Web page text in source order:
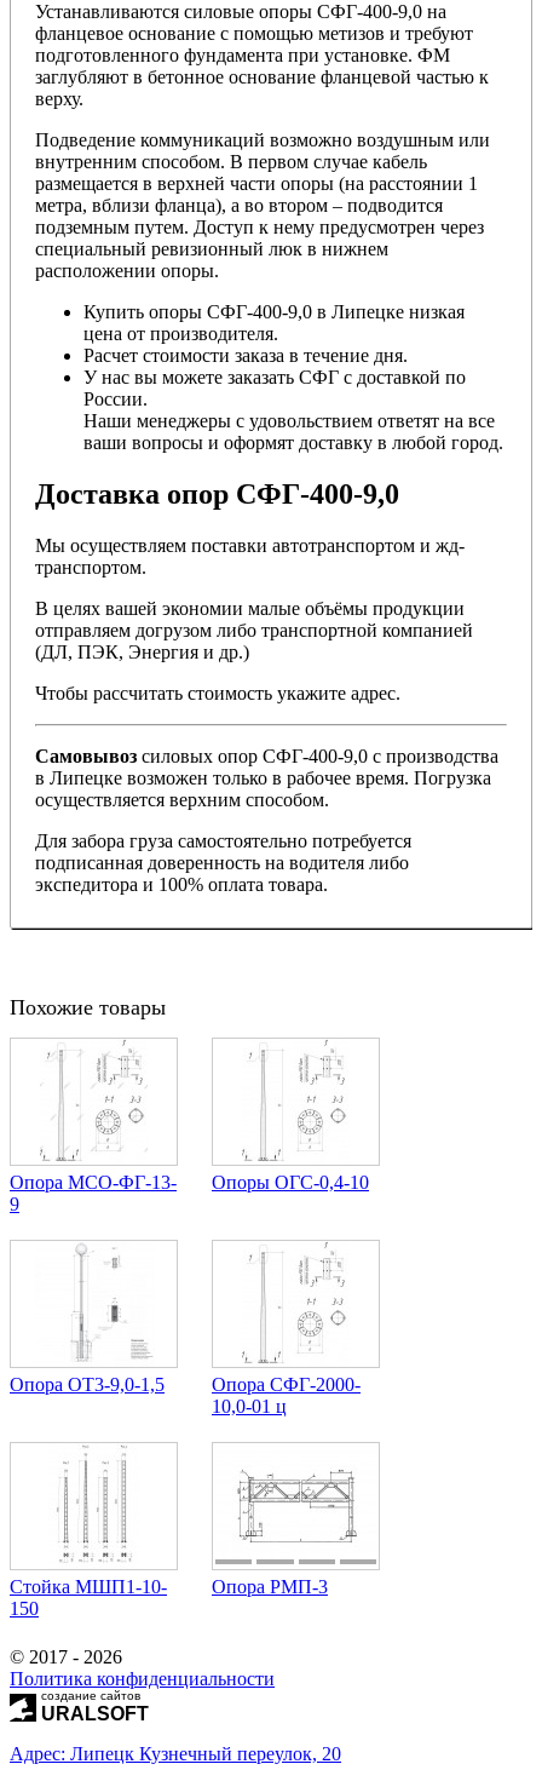
Устанавливаются силовые опоры СФГ-400-9,0 на
фланцевое основание с помощью метизов и требуют
подготовленного фундамента при установке. ФМ
заглубляют в бетонное основание фланцевой частью к
верху.
Подведение коммуникаций возможно воздушным или
внутренним способом. В первом случае кабель
размещается в верхней части опоры (на расстоянии 1
метра, вблизи фланца), а во втором – подводится
подземным путем. Доступ к нему предусмотрен через
специальный ревизионный люк в нижнем
расположении опоры.
Купить опоры СФГ-400-9,0 в Липецке низкая
цена от производителя.
Расчет стоимости заказа в течение дня.
У нас вы можете заказать СФГ с доставкой по
России.
Наши менеджеры с удовольствием ответят на все
ваши вопросы и оформят доставку в любой город.
Доставка опор СФГ-400-9,0
Мы осуществляем поставки автотранспортом и жд-
транспортом.
В целях вашей экономии малые объёмы продукции
отправляем догрузом либо транспортной компанией
(ДЛ, ПЭК, Энергия и др.)
Чтобы рассчитать стоимость укажите адрес.
Самовывоз силовых опор СФГ-400-9,0 с производства
в Липецке возможен только в рабочее время. Погрузка
осуществляется верхним способом.
Для забора груза самостоятельно потребуется
подписанная доверенность на водителя либо
экспедитора и 100% оплата товара.
Похожие товары
Опора МCО-ФГ-13-
9
Опоры ОГС-0,4-10
Опора ОТ3-9,0-1,5
Опора СФГ-2000-
10,0-01 ц
Стойка МШП1-10-
150
Опора РМП-3
© 2017 - 2026
Политика конфиденциальности
создание сайтов
URALSOFT
Адрес: Липецк Кузнечный переулок, 20